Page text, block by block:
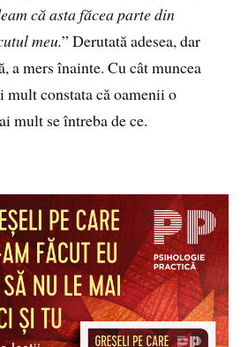
că asta făcea parte din
meu.” Derutată adesea, dar
a mers înainte. Cu cât muncea
mult constata că oamenii o
mult se întreba de ce.